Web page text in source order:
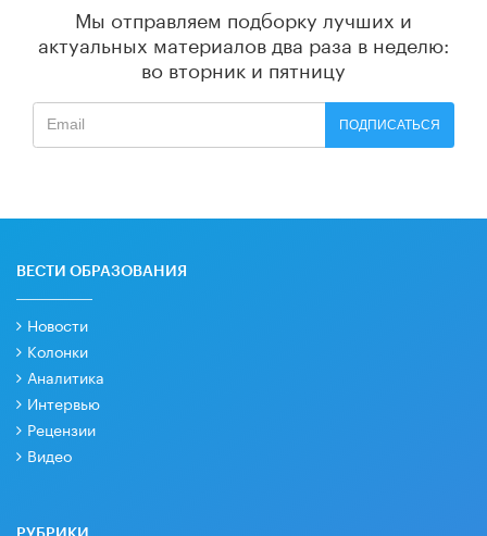
Мы отправляем подборку лучших и
актуальных материалов два раза в неделю:
во вторник и пятницу
ПОДПИСАТЬСЯ
ВЕСТИ ОБРАЗОВАНИЯ
Новости
Колонки
Аналитика
Интервью
Рецензии
Видео